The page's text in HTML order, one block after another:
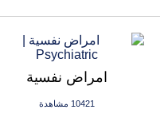
امراض نفسية
10421 مشاهدة